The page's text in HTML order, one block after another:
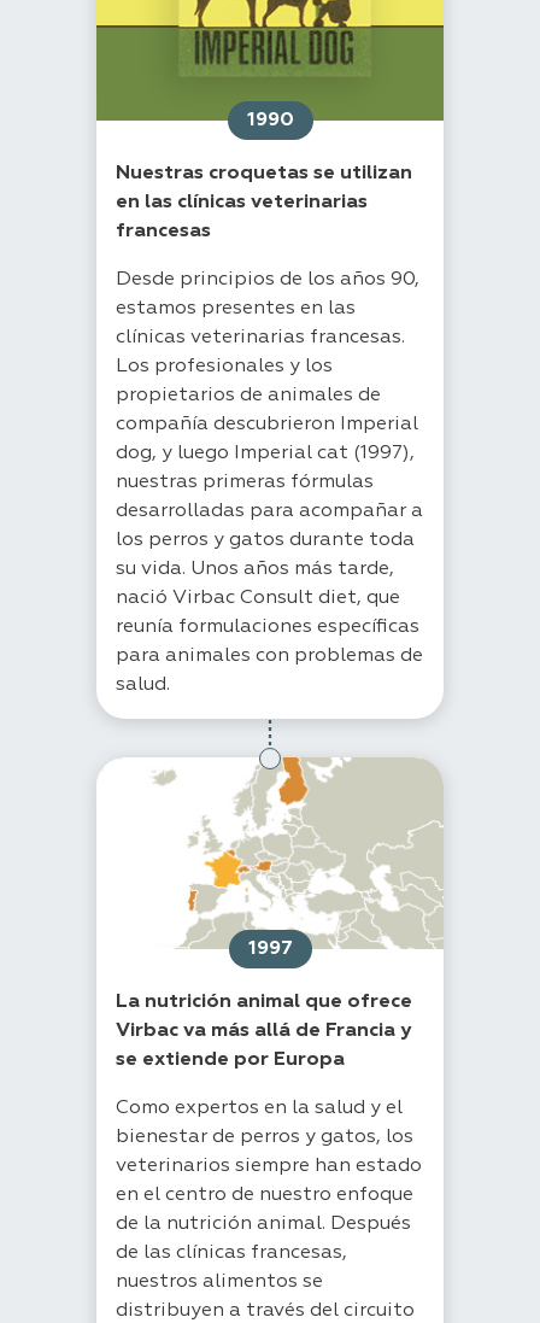
1990
Nuestras croquetas se utilizan
en las clínicas veterinarias
francesas
Desde principios de los años 90,
estamos presentes en las
clínicas veterinarias francesas.
Los profesionales y los
propietarios de animales de
compañía descubrieron Imperial
dog, y luego Imperial cat (1997),
nuestras primeras fórmulas
desarrolladas para acompañar a
los perros y gatos durante toda
su vida. Unos años más tarde,
nació Virbac Consult diet, que
reunía formulaciones específicas
para animales con problemas de
salud.
1997
La nutrición animal que ofrece
Virbac va más allá de Francia y
se extiende por Europa
Como expertos en la salud y el
bienestar de perros y gatos, los
veterinarios siempre han estado
en el centro de nuestro enfoque
de la nutrición animal. Después
de las clínicas francesas,
nuestros alimentos se
distribuyen a través del circuito